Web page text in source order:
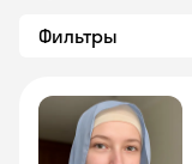
Фильтры